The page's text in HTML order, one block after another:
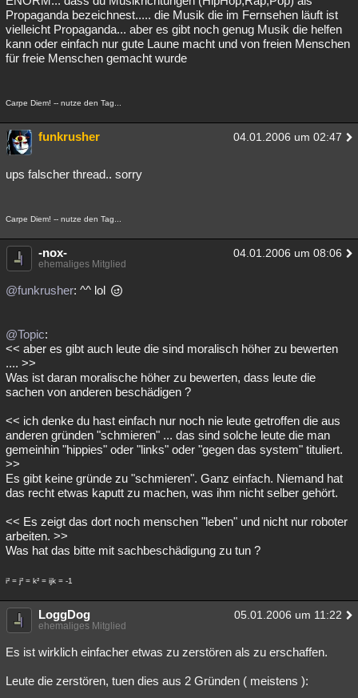
Propaganda bezeichnest..... die Musik die im Fernsehen läuft ist
vielleicht Propaganda... aber es gibt noch genug Musik die helfen
kann oder einfach nur gute Laune macht und von freien Menschen
für freie Menschen gemacht wurde
Carpe Diem! -- nutze den Tag...
funkrusher 04.01.2006 um 02:47
ups falscher thread.. sorry
Carpe Diem! -- nutze den Tag...
-nox- 04.01.2006 um 08:06
ehemaliges Mitglied
@funkrusher: ^^ lol
@Topic:
<< aber es gibt auch leute die sind moralisch höher zu bewerten
.... >>
Was ist daran moralische höher zu bewerten, dass leute die
sachen von anderen beschädigen ?
<< ich denke du hast einfach nur noch nie leute getroffen die aus
anderen gründen "schmieren" ... das sind solche leute die man
gemeinhin "hippies" oder "links" oder "gegen das system" tituliert.
>>
Es gibt keine gründe zu "schmieren". Ganz einfach. Niemand hat
das recht etwas kaputt zu machen, was ihm nicht selber gehört.
<< Es zeigt das dort noch menschen "leben" und nicht nur roboter
arbeiten. >>
Was hat das bitte mit sachbeschädigung zu tun ?
i² = j² = k² = ijk = -1
LoggDog 05.01.2006 um 11:22
ehemaliges Mitglied
Es ist wirklich einfacher etwas zu zerstören als zu erschaffen.
Leute die zerstören, tuen dies aus 2 Gründen ( meistens ):